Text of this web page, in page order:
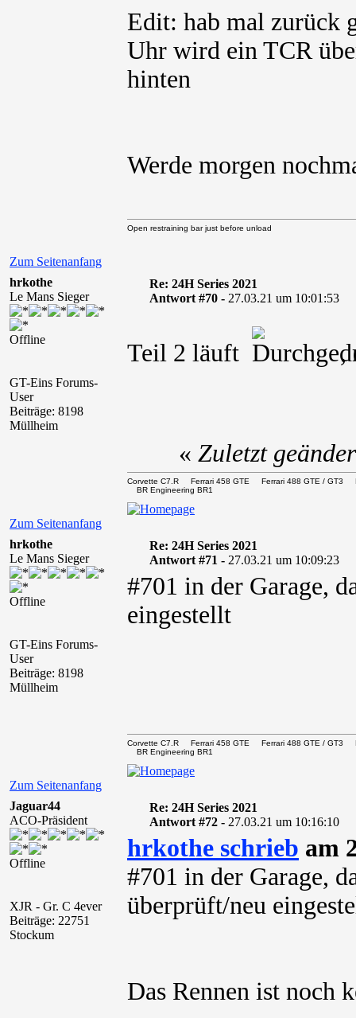
Edit: hab mal zurück
Uhr wird ein TCR
hinten
Werde morgen
Zum Seitenanfang
Open restraining bar just before unload
hrkothe
Le Mans Sieger
Offline
GT-Eins Forums-
User
Beiträge: 8198
Müllheim
Re: 24H Series 2021
Antwort #70 - 27.03.21 um 10:01:53
Teil 2 läuft ,
Zum Seitenanfang
« Zuletzt
Corvette C7.R Ferrari 458 GTE Ferrari 488 GTE /
BR Engineering BR1
hrkothe
Le Mans Sieger
Offline
GT-Eins Forums-
User
Beiträge: 8198
Müllheim
Re: 24H Series 2021
Antwort #71 - 27.03.21 um 10:09:23
#701 in der Garage,
eingestellt
Zum Seitenanfang
Corvette C7.R Ferrari 458 GTE Ferrari 488 GTE /
BR Engineering BR1
Jaguar44
ACO-Präsident
Offline
XJR - Gr. C 4ever
Beiträge: 22751
Stockum
Re: 24H Series 2021
Antwort #72 - 27.03.21 um 10:16:10
hrkothe schrieb am
#701 in der Garage,
überprüft/neu
Das Rennen ist noch